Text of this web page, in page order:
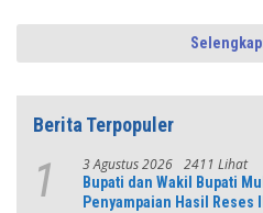
Berita Terpopuler
1 3 Agustus 2026 2411 Lihat
Bupati dan Wakil Bupati
Penyampaian Hasil Reses